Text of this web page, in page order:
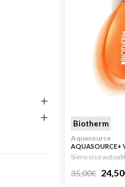
Armani
Armani
Azzaro
Biotherm
Aquasource
AQUASOURCE+
HYDRA-BRONZE
Siero viso
35,00€ 24,50